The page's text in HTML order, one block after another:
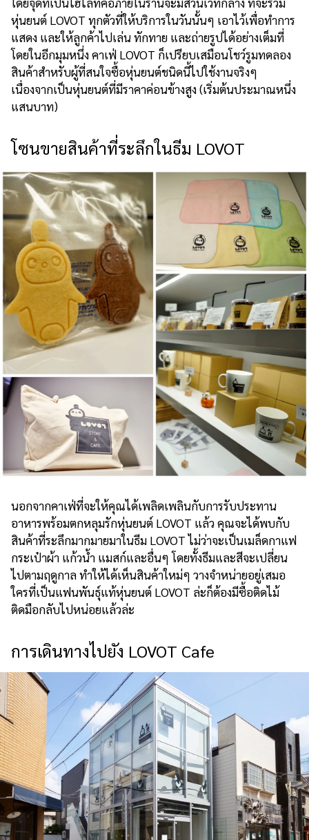
หุ่นยนต์ LOVOT ทุกตัวที่ให้บริการในวันนั้นๆ เอาไว้เพื่อทำการ
แสดง และให้ลูกค้าไปเล่น ทักทาย และถ่ายรูปได้อย่างเต็มที่
โดยในอีกมุมหนึ่ง คาเฟ่ LOVOT ก็เปรียบเสมือนโชว์รูมทดลอง
สินค้าสำหรับผู้ที่สนใจซื้อหุ่นยนต์ชนิดนี้ไปใช้งานจริงๆ
เนื่องจากเป็นหุ่นยนต์ที่มีราคาค่อนข้างสูง (เริ่มต้นประมาณหนึ่ง
แสนบาท)
โซนขายสินค้าที่ระลึกในธีม LOVOT
นอกจากคาเฟ่ที่จะให้คุณได้เพลิดเพลินกับการรับประทาน
อาหารพร้อมตกหลุมรักหุ่นยนต์ LOVOT แล้ว คุณจะได้พบกับ
สินค้าที่ระลึกมากมายมาในธีม LOVOT ไม่ว่าจะเป็นเมล็ดกาแฟ
กระเป๋าผ้า แก้วน้ำ แมสก์และอื่นๆ โดยทั้งธีมและสีจะเปลี่ยน
ไปตามฤดูกาล ทำให้ได้เห็นสินค้าใหม่ๆ วางจำหน่ายอยู่เสมอ
ใครที่เป็นแฟนพันธุ์แท้หุ่นยนต์ LOVOT ล่ะก็ต้องมีซื้อติดไม้
ติดมือกลับไปหน่อยแล้วล่ะ
การเดินทางไปยัง LOVOT Cafe